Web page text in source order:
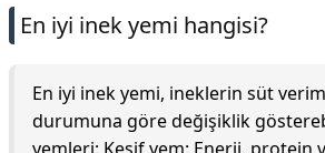
En iyi inek yemi hangisi?
En iyi inek yemi, ineklerin süt
durumuna göre değişiklik